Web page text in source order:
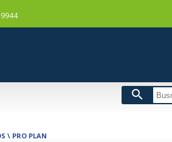
search
\ PRO PLAN